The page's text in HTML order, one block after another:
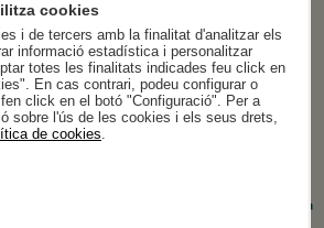
cookies
i de tercers amb la finalitat d'analitzar els
informació estadística i personalitzar
totes les finalitats indicades feu click en
En cas contrari, podeu configurar o
click en el botó "Configuració". Per a
sobre l'ús de les cookies i els seus drets,
de cookies.